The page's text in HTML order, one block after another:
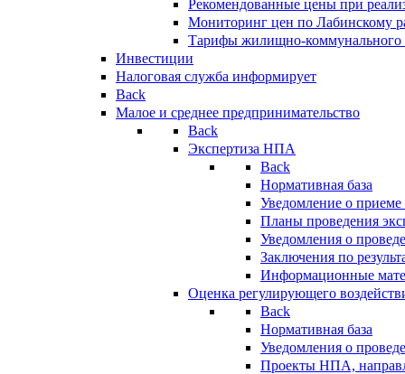
Рекомендованные цены при
Мониторинг цен по Лабинскому
Тарифы жилищно-коммунального
Инвестиции
Налоговая служба информирует
Back
Малое и среднее предпринимательство
Back
Экспертиза НПА
Back
Нормативная база
Уведомление о
Планы проведения
Уведомления о
Заключения по
Информационные
Оценка регулирующего
Back
Нормативная база
Уведомления о
Проекты НПА,